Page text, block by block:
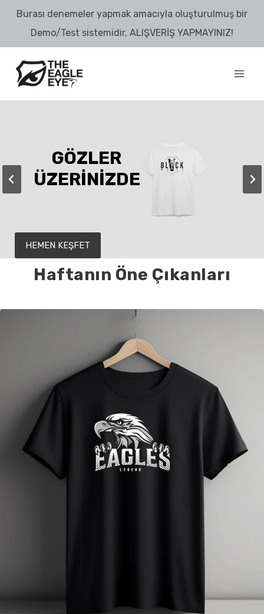
Skip
content
Burası denemeler yapmak amacıyla oluşturulmuş bir
Demo/Test sistemidir, ALIŞVERİŞ YAPMAYINIZ!
GÖZLER
ÜZERİNİZDE
HEMEN KEŞFET
Haftanın Öne Çıkanları